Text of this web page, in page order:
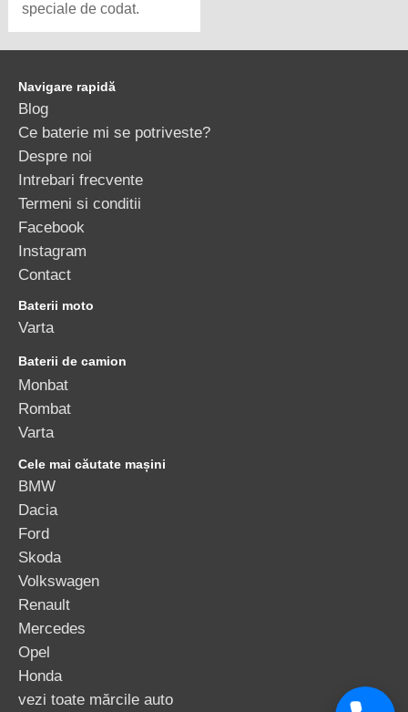
speciale de codat.
Navigare rapidă
Blog
Ce baterie mi se potriveste?
Despre noi
Intrebari frecvente
Termeni si conditii
Facebook
Instagram
Contact
Baterii moto
Varta
Baterii de camion
Monbat
Rombat
Varta
Cele mai căutate mașini
BMW
Dacia
Ford
Skoda
Volkswagen
Renault
Mercedes
Opel
Honda
vezi toate mărcile auto